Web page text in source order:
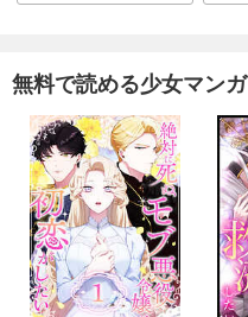
無料で読める少女マンガ